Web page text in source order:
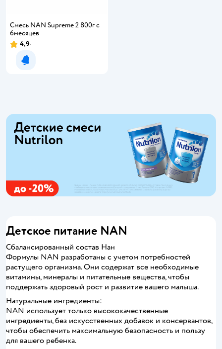
Смесь NAN Supreme 2 800г с
6месяцев
Рейтинг:
4,9
Уведомить о появлении
Детское питание NAN
Сбалансированный состав Нан
Формулы NAN разработаны с учетом потребностей
растущего организма. Они содержат все необходимые
витамины, минералы и питательные вещества, чтобы
поддержать здоровый рост и развитие вашего малыша.
Натуральные ингредиенты:
NAN использует только высококачественные
ингредиенты, без искусственных добавок и консервантов,
чтобы обеспечить максимальную безопасность и пользу
для вашего ребенка.